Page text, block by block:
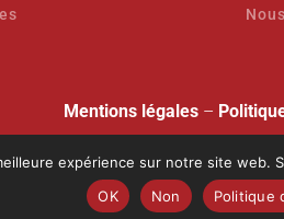
Mentions légales–
d’activité :28 76 06137 76(auprès
de l’État. La certification Qualiopi a
expérience sur notre site
OK
Non Politique